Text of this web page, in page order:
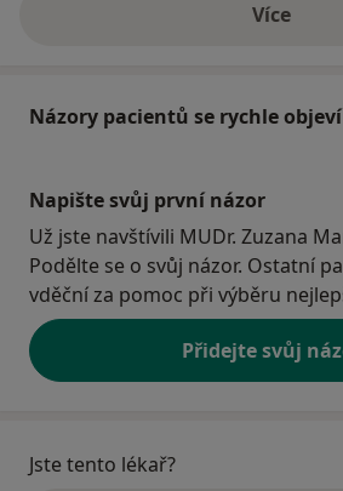
Víceo adrese
Názory pacientů se rychle objeví
Napište svůj první názor
Už jste navštívili MUDr. Zuzana
Podělte se o svůj názor. Ostatní
vděční za pomoc při výběru
Přidejte svůj
Jste tento lékař?